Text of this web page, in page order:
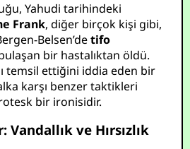
Yahudi tarihindeki
Frank, diğer birçok kişi gibi,
Belsen’detifo
bir hastalıktan öldü.
temsil ettiğini iddia eden bir
karşı benzer taktikleri
bir ironisidir.
ve Hırsızlık